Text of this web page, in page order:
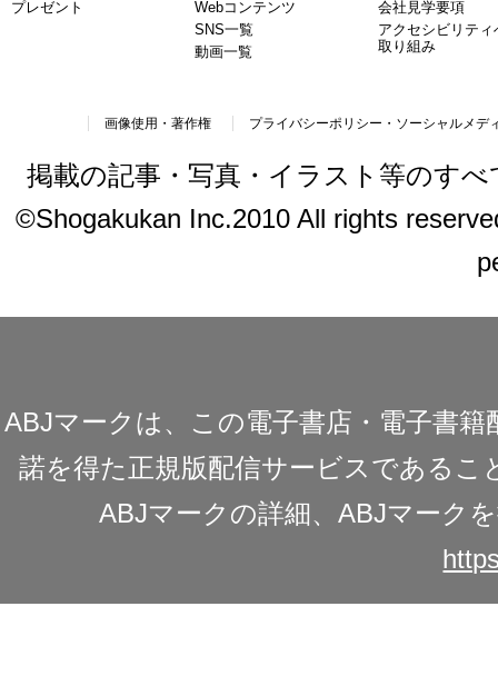
プレゼント
Webコンテンツ
SNS一覧
動画一覧
会社見学要項
アクセシビリティ
取り組み
画像使用・著作権 プライバシーポリシー・ソーシャルメデ
掲載の記事・写真・イラスト等のす
©Shogakukan Inc.2010 All rights
ABJマークは、この電子書店・電子書
諾を得た正規版配信サービスであるこ
ABJマークの詳細、ABJマーク